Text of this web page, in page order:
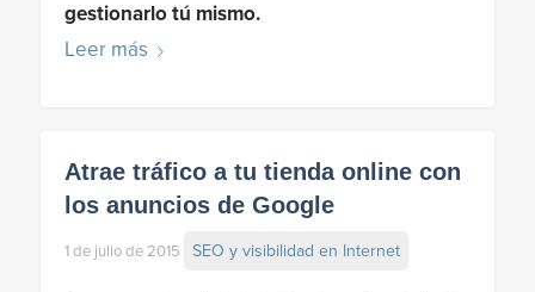
gestionarlo tú mismo.
Leer más
Atrae tráfico a tu tienda online con
los anuncios de Google
1 de julio de 2015 SEO y visibilidad en Internet